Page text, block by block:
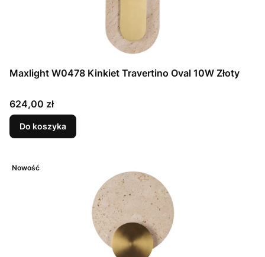
Maxlight W0478 Kinkiet Travertino Oval 10W Złoty
Cena
624,00 zł
Do koszyka
Nowość